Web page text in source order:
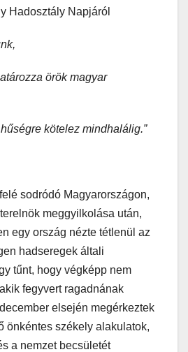
Hadosztály Napjáról
örök magyar
kötelez mindhalálig.”
sodródó Magyarországon,
meggyilkolása után,
egy ország nézte tétlenül az
hadseregek általi
tűnt, hogy végképp nem
fegyvert ragadnának
elsején megérkeztek
önkéntes székely alakulatok,
a nemzet becsületét